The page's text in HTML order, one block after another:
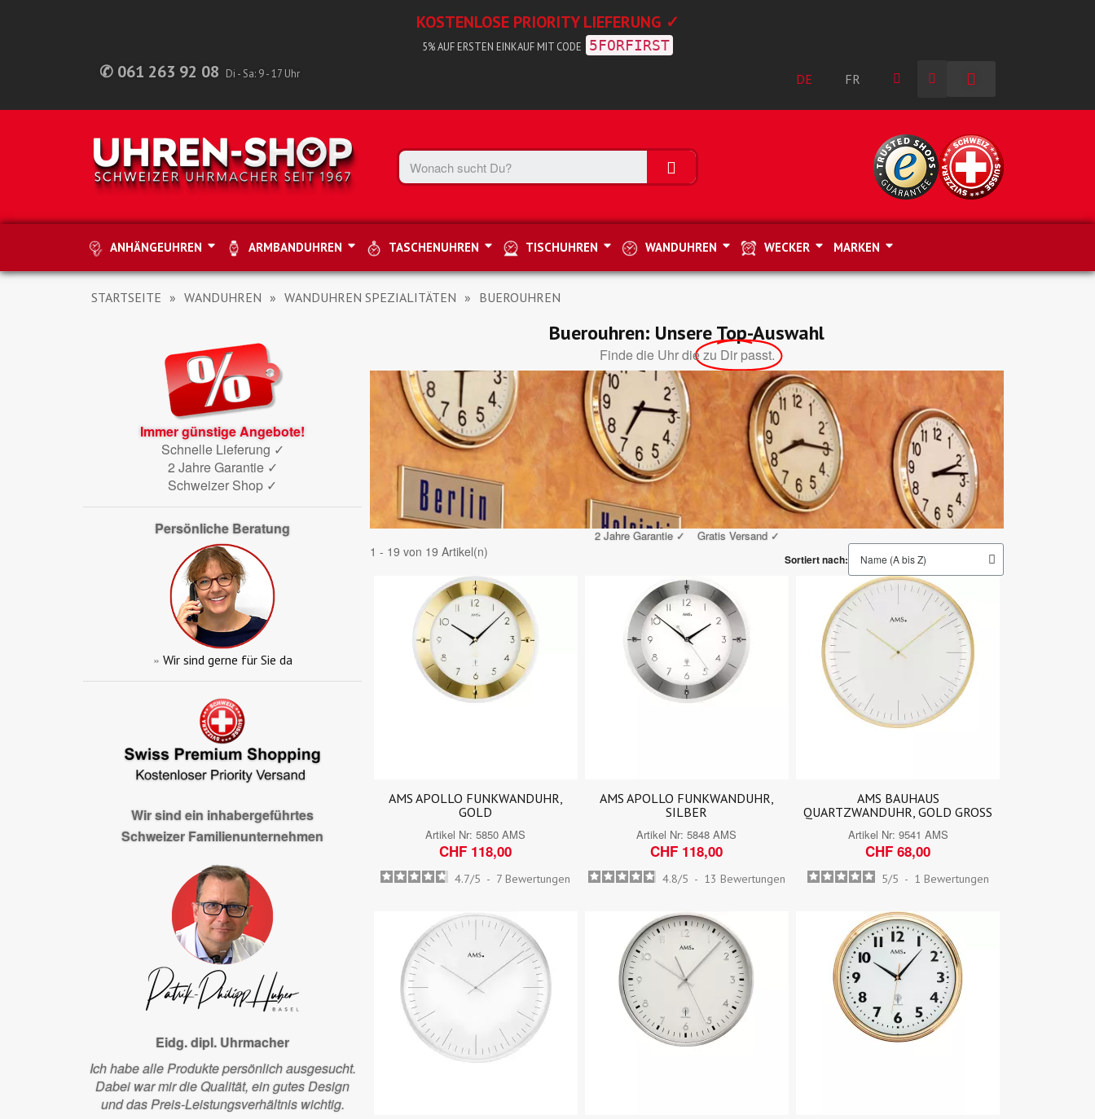
KOSTENLOSE PRIORITY LIEFERUNG ✓
5% AUF ERSTEN EINKAUF MIT CODE 5FORFIRST
✆ 061 263 92 08 Di - Sa: 9 - 17 Uhr DE FR
ANHÄNGEUHREN ARMBANDUHREN TASCHENUHREN TISCHUHREN WANDUHREN WECKER MARKEN
STARTSEITE WANDUHREN WANDUHREN SPEZIALITÄTEN BUEROUHREN
Immer günstige Angebote!
Schnelle Lieferung ✓
2 Jahre Garantie ✓
Schweizer Shop ✓
Persönliche Beratung
» Wir sind gerne für Sie da
Wir sind ein inhabergeführtes
Schweizer Familienunternehmen
Eidg. dipl. Uhrmacher
Ich habe alle Produkte persönlich ausgesucht.
Dabei war mir die Qualität, ein gutes Design
und das Preis-Leistungsverhältnis wichtig.
Buerouhren: Unsere Top-Auswahl
Finde die Uhr diezu Dir passt.
2 Jahre Garantie ✓ Gratis Versand ✓
1 - 19 von 19 Artikel(n) Sortiert nach:
AMS APOLLO FUNKWANDUHR,
GOLD
Artikel Nr:5850 AMS
CHF 118,00
4.7/5 - 7 Bewertungen
AMS APOLLO FUNKWANDUHR,
SILBER
Artikel Nr:5848 AMS
CHF 118,00
4.8/5 - 13 Bewertungen
AMS BAUHAUS
QUARTZWANDUHR, GOLD GROSS
Artikel Nr: 9541 AMS
CHF 68,00
5/5 - 1 Bewertungen